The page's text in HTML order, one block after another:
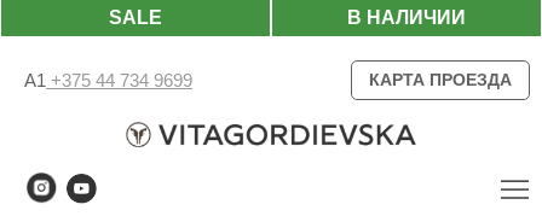
В НАЛИЧИИ
SALE
А1 +375 44 734 9699 КАРТА ПРОЕЗДА